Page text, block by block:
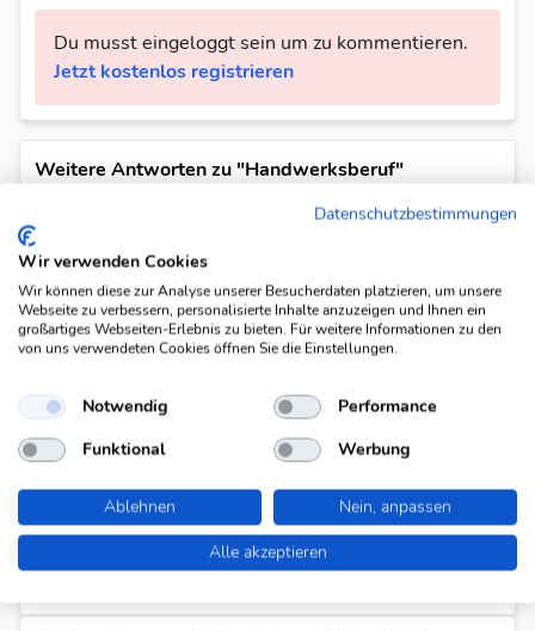
Du musst eingeloggt sein um zu kommentieren.
Jetzt kostenlos registrieren
Weitere Antworten zu "Handwerksberuf"
Es gibt 36 weitere Antworten auf diese Frage in unserer Datenbank.
Glaser
Baecker (7)
Sattler (7)
Tischler (8)
Lackierer (9)
Steinmetz (9)
Datenschutzbestimmungen
Wir verwenden Cookies
Wir können diese zur Analyse unserer Besucherdaten platzieren, um unsere
Webseite zu verbessern, personalisierte Inhalte anzuzeigen und Ihnen ein
großartiges Webseiten-Erlebnis zu bieten. Für weitere Informationen zu den
von uns verwendeten Cookies öffnen Sie die Einstellungen.
Notwendig
Performance
Funktional
Werbung
Ablehnen
Nein, anpassen
Alle akzeptieren